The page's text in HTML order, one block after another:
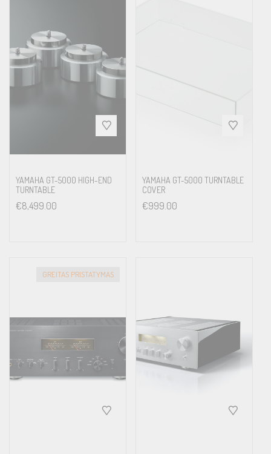
YAMAHA GT-5000 HIGH-END
TURNTABLE
€8,499.00
YAMAHA GT-5000 TURNTABLE
COVER
€999.00
GREITAS PRISTATYMAS